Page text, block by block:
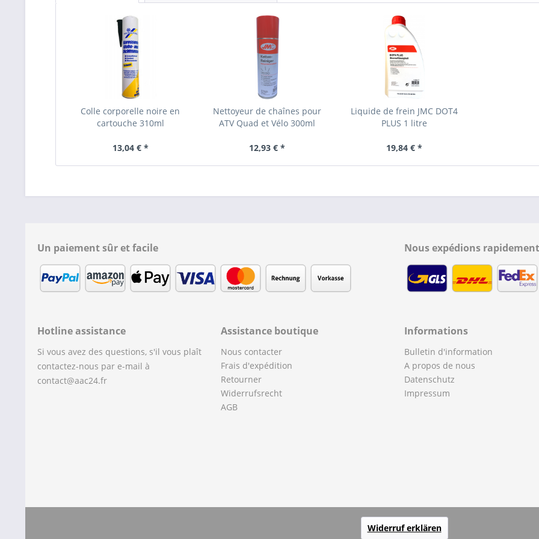
Colle corporelle noire en
cartouche 310ml
13,04 € *
Nettoyeur de chaînes pour
ATV Quad et Vélo 300ml
12,93 € *
Liquide de frein JMC DOT4
PLUS 1 litre
19,84 € *
Un paiement sûr et facile Nous expédions
Hotline assistance
Si vous avez des questions, s'il vous plaît
contactez-nous par e-mail à
contact@aac24.fr
Assistance boutique
Nous contacter
Frais d'expédition
Retourner
Widerrufsrecht
AGB
Informations
Bulletin d'information
A propos de nous
Datenschutz
Impressum
Widerruf erklären